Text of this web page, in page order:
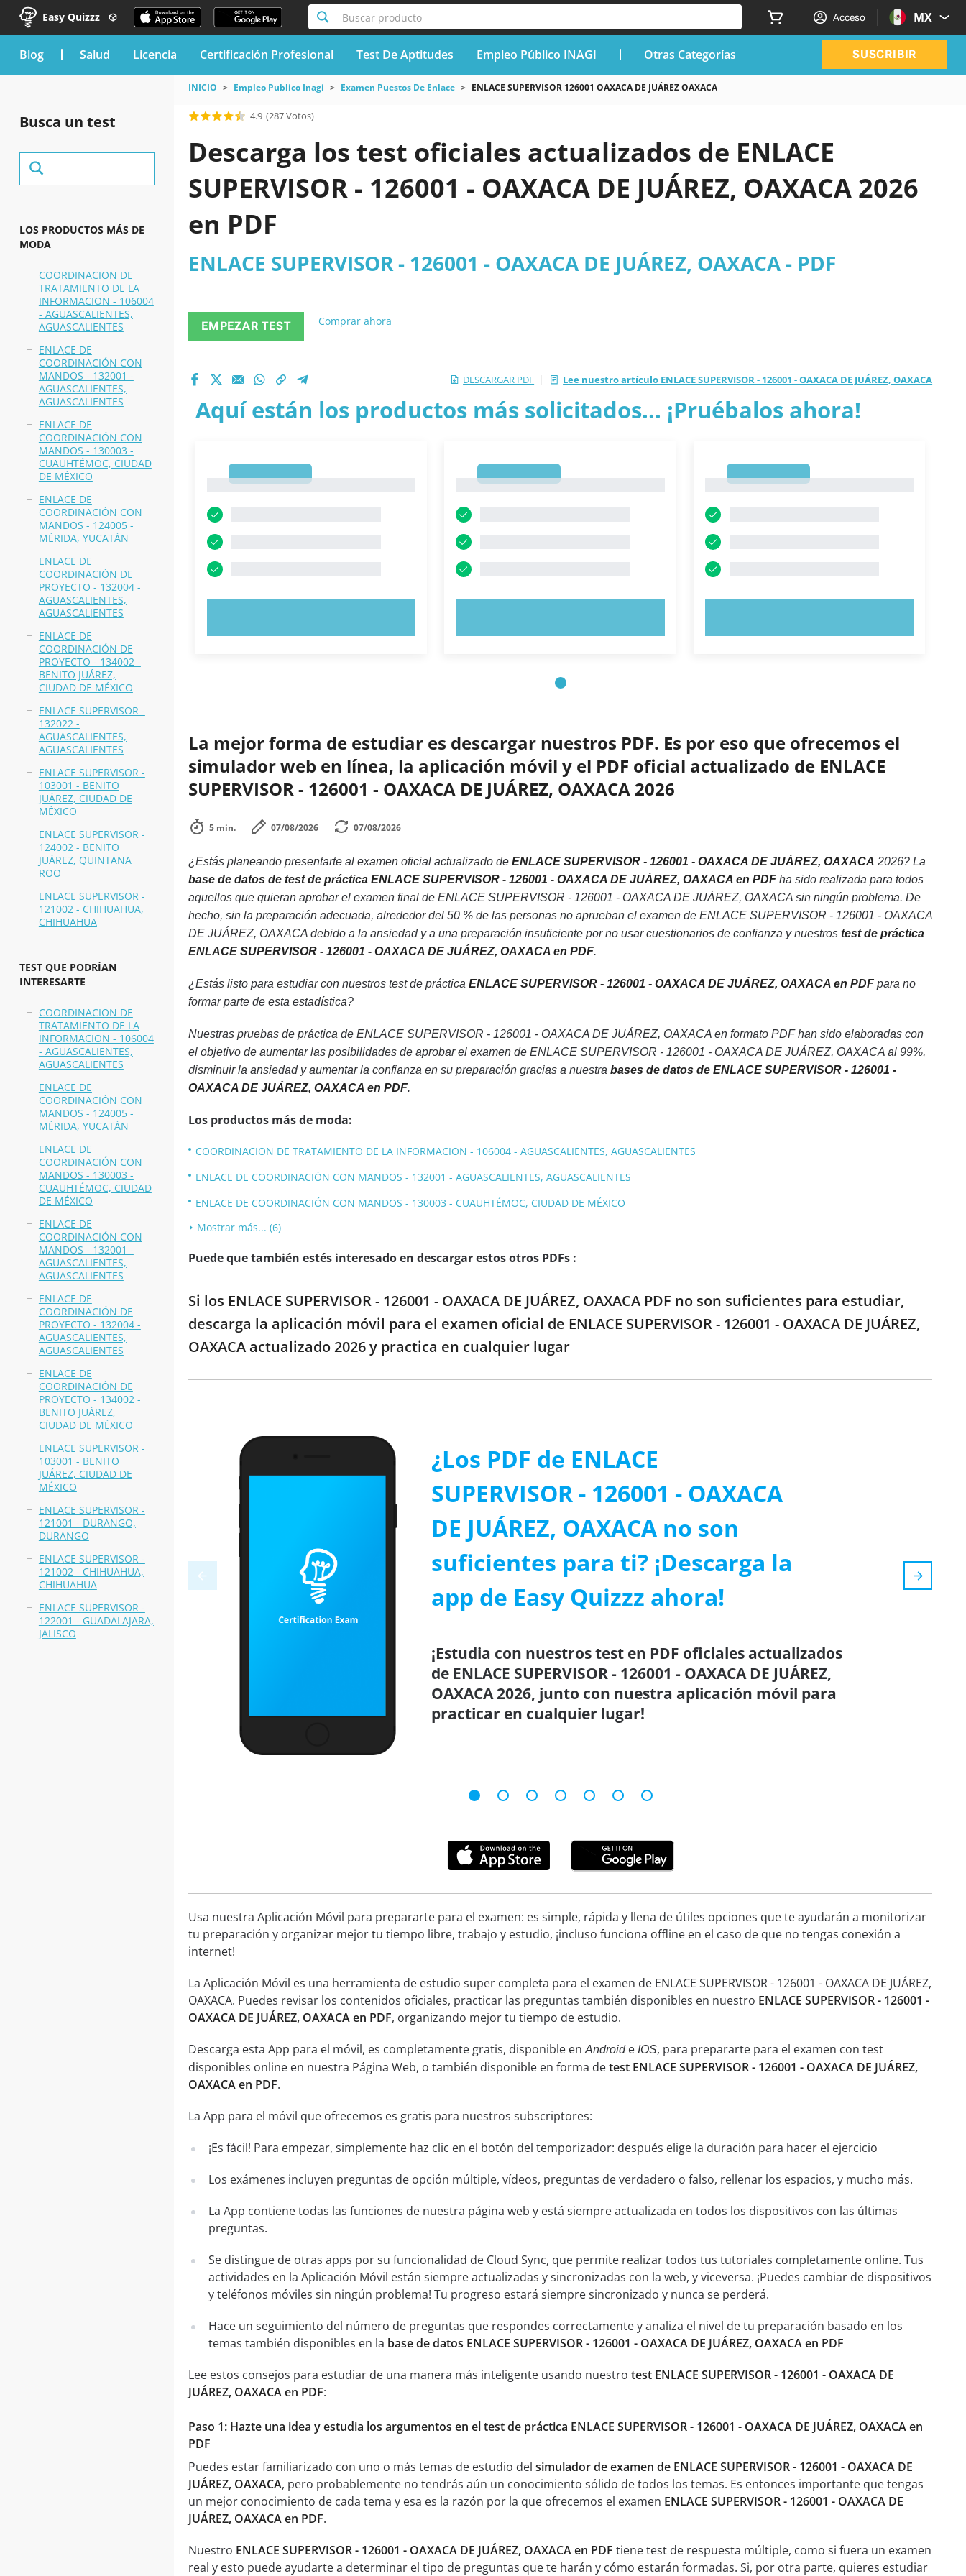
Easy Quizzz Buscar producto Acceso MX
blog Salud Licencia Certificación Profesional Test De Aptitudes Empleo Público INAGI Otras Categorías SUSCRIBIR
Busca un test
LOS PRODUCTOS MÁS DE
MODA
COORDINACION DE
TRATAMIENTO DE LA
INFORMACION - 106004
- AGUASCALIENTES,
AGUASCALIENTES
ENLACE DE
COORDINACIÓN CON
MANDOS - 132001 -
AGUASCALIENTES,
AGUASCALIENTES
ENLACE DE
COORDINACIÓN CON
MANDOS - 130003 -
CUAUHTÉMOC, CIUDAD
DE MÉXICO
ENLACE DE
COORDINACIÓN CON
MANDOS - 124005 -
MÉRIDA, YUCATÁN
ENLACE DE
COORDINACIÓN DE
PROYECTO - 132004 -
AGUASCALIENTES,
AGUASCALIENTES
ENLACE DE
COORDINACIÓN DE
PROYECTO - 134002 -
BENITO JUÁREZ,
CIUDAD DE MÉXICO
ENLACE SUPERVISOR -
132022 -
AGUASCALIENTES,
AGUASCALIENTES
ENLACE SUPERVISOR -
103001 - BENITO
JUÁREZ, CIUDAD DE
MÉXICO
ENLACE SUPERVISOR -
124002 - BENITO
JUÁREZ, QUINTANA
ROO
ENLACE SUPERVISOR -
121002 - CHIHUAHUA,
CHIHUAHUA
TEST QUE PODRÍAN
INTERESARTE
COORDINACION DE
TRATAMIENTO DE LA
INFORMACION - 106004
- AGUASCALIENTES,
AGUASCALIENTES
ENLACE DE
COORDINACIÓN CON
MANDOS - 124005 -
MÉRIDA, YUCATÁN
ENLACE DE
COORDINACIÓN CON
MANDOS - 130003 -
CUAUHTÉMOC, CIUDAD
DE MÉXICO
ENLACE DE
COORDINACIÓN CON
MANDOS - 132001 -
AGUASCALIENTES,
AGUASCALIENTES
ENLACE DE
COORDINACIÓN DE
PROYECTO - 132004 -
AGUASCALIENTES,
AGUASCALIENTES
ENLACE DE
COORDINACIÓN DE
PROYECTO - 134002 -
BENITO JUÁREZ,
CIUDAD DE MÉXICO
ENLACE SUPERVISOR -
103001 - BENITO
JUÁREZ, CIUDAD DE
MÉXICO
ENLACE SUPERVISOR -
121001 - DURANGO,
DURANGO
ENLACE SUPERVISOR -
121002 - CHIHUAHUA,
CHIHUAHUA
ENLACE SUPERVISOR -
122001 - GUADALAJARA,
JALISCO
INICIO Empleo Publico Inagi Examen Puestos De Enlace ENLACE SUPERVISOR 126001 OAXACA DE JUÁREZ OAXACA
4.9 (287 Votos)
Descarga los test oficiales actualizados de ENLACE
SUPERVISOR - 126001 - OAXACA DE JUÁREZ, OAXACA 2026
en PDF
ENLACE SUPERVISOR - 126001 - OAXACA DE JUÁREZ, OAXACA - PDF
EMPEZAR TEST Comprar ahora
DESCARGAR PDF | Lee nuestro artículo ENLACE SUPERVISOR - 126001 - OAXACA DE JUÁREZ, OAXACA
Aquí están los productos más solicitados... ¡Pruébalos ahora!
La mejor forma de estudiar es descargar nuestros PDF. Es por eso que ofrecemos el
simulador web en línea, la aplicación móvil y el PDF oficial actualizado de ENLACE
SUPERVISOR - 126001 - OAXACA DE JUÁREZ, OAXACA 2026
5 min. 07/08/2026 07/08/2026
¿Estás planeando presentarte al examen oficial actualizado de ENLACE SUPERVISOR - 126001 - OAXACA DE JUÁREZ, OAXACA 2026? La
base de datos de test de práctica ENLACE SUPERVISOR - 126001 - OAXACA DE JUÁREZ, OAXACA en PDFha sido realizada para todos
aquellos que quieran aprobar el examen final de ENLACE SUPERVISOR - 126001 - OAXACA DE JUÁREZ, OAXACA sin ningún problema. De
hecho, sin la preparación adecuada, alrededor del 50 % de las personas no aprueban el examen de ENLACE SUPERVISOR - 126001 - OAXACA
DE JUÁREZ, OAXACA debido a la ansiedad y a una preparación insuficiente por no usar cuestionarios de confianza y nuestros test de práctica
ENLACE SUPERVISOR - 126001 - OAXACA DE JUÁREZ, OAXACA en PDF.
¿Estás listo para estudiar con nuestros test de práctica ENLACE SUPERVISOR - 126001 - OAXACA DE JUÁREZ, OAXACA en PDFpara no
formar parte de esta estadística?
Nuestras pruebas de práctica de ENLACE SUPERVISOR - 126001 - OAXACA DE JUÁREZ, OAXACA en formato PDF han sido elaboradas con
el objetivo de aumentar las posibilidades de aprobar el examen de ENLACE SUPERVISOR - 126001 - OAXACA DE JUÁREZ, OAXACA al 99%,
disminuir la ansiedad y aumentar la confianza en su preparación gracias a nuestra bases de datos de ENLACE SUPERVISOR - 126001 -
OAXACA DE JUÁREZ, OAXACA en PDF.
Los productos más de moda:
COORDINACION DE TRATAMIENTO DE LA INFORMACION - 106004 - AGUASCALIENTES, AGUASCALIENTES
ENLACE DE COORDINACIÓN CON MANDOS - 132001 - AGUASCALIENTES, AGUASCALIENTES
ENLACE DE COORDINACIÓN CON MANDOS - 130003 - CUAUHTÉMOC, CIUDAD DE MÉXICO
Mostrar más... (6)
Puede que también estés interesado en descargar estos otros PDFs :
Si los ENLACE SUPERVISOR - 126001 - OAXACA DE JUÁREZ, OAXACA PDF no son suficientes para estudiar,
descarga la aplicación móvil para el examen oficial de ENLACE SUPERVISOR - 126001 - OAXACA DE JUÁREZ,
OAXACA actualizado 2026 y practica en cualquier lugar
¿Los PDF de ENLACE
SUPERVISOR - 126001 - OAXACA
DE JUÁREZ, OAXACA no son
suficientes para ti? ¡Descarga la
app de Easy Quizzz ahora!
¡Estudia con nuestros test en PDF oficiales actualizados
de ENLACE SUPERVISOR - 126001 - OAXACA DE JUÁREZ,
OAXACA 2026, junto con nuestra aplicación móvil para
practicar en cualquier lugar!
Usa nuestra Aplicación Móvil para prepararte para el examen: es simple, rápida y llena de útiles opciones que te ayudarán a monitorizar
tu preparación y organizar mejor tu tiempo libre, trabajo y estudio, ¡incluso funciona offline en el caso de que no tengas conexión a
internet!
La Aplicación Móvil es una herramienta de estudio super completa para el examen de ENLACE SUPERVISOR - 126001 - OAXACA DE JUÁREZ,
OAXACA. Puedes revisar los contenidos oficiales, practicar las preguntas también disponibles en nuestro ENLACE SUPERVISOR - 126001 -
OAXACA DE JUÁREZ, OAXACA en PDF, organizando mejor tu tiempo de estudio.
Descarga esta App para el móvil, es completamente gratis, disponible enAndroide IOS, para prepararte para el examen con test
disponibles online en nuestra Página Web, o también disponible en forma detest ENLACE SUPERVISOR - 126001 - OAXACA DE JUÁREZ,
OAXACA en PDF.
La App para el móvil que ofrecemos es gratis para nuestros subscriptores:
¡Es fácil! Para empezar, simplemente haz clic en el botón del temporizador: después elige la duración para hacer el ejercicio
Los exámenes incluyen preguntas de opción múltiple, vídeos, preguntas de verdadero o falso, rellenar los espacios, y mucho más.
La App contiene todas las funciones de nuestra página web y está siempre actualizada en todos los dispositivos con las últimas
preguntas.
Se distingue de otras apps por su funcionalidad de Cloud Sync, que permite realizar todos tus tutoriales completamente online. Tus
actividades en la Aplicación Móvil están siempre actualizadas y sincronizadas con la web, y viceversa. ¡Puedes cambiar de dispositivos
y teléfonos móviles sin ningún problema! Tu progreso estará siempre sincronizado y nunca se perderá.
Hace un seguimiento del número de preguntas que respondes correctamente y analiza el nivel de tu preparación basado en los
temas también disponibles en la base de datos ENLACE SUPERVISOR - 126001 - OAXACA DE JUÁREZ, OAXACA en PDF
Lee estos consejos para estudiar de una manera más inteligente usando nuestro test ENLACE SUPERVISOR - 126001 - OAXACA DE
JUÁREZ, OAXACA en PDF:
Paso 1: Hazte una idea y estudia los argumentos en el test de práctica ENLACE SUPERVISOR - 126001 - OAXACA DE JUÁREZ, OAXACA en
PDF
Puedes estar familiarizado con uno o más temas de estudio del simulador de examen de ENLACE SUPERVISOR - 126001 - OAXACA DE
JUÁREZ, OAXACA, pero probablemente no tendrás aún un conocimiento sólido de todos los temas. Es entonces importante que tengas
un mejor conocimiento de cada tema y esa es la razón por la que ofrecemos el examen ENLACE SUPERVISOR - 126001 - OAXACA DE
JUÁREZ, OAXACA en PDF.
Nuestro ENLACE SUPERVISOR - 126001 - OAXACA DE JUÁREZ, OAXACA en PDF tiene test de respuesta múltiple, como si fuera un examen
real y esto puede ayudarte a determinar el tipo de preguntas que te harán y cómo estarán formadas. Si, por otra parte, quieres estudiar